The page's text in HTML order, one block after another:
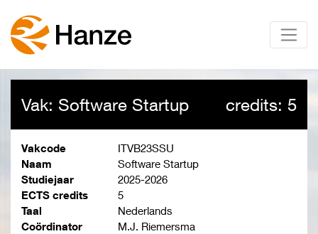
Vak: Software Startup credits: 5
Vakcode
ITVB23SSU
Naam
Software Startup
Studiejaar
2025-2026
ECTS credits
5
Taal
Nederlands
Coördinator
M.J. Riemersma